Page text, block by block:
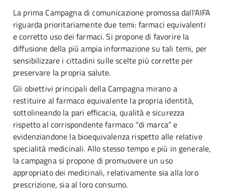
La prima Campagna di comunicazione promossa dall'AIFA
riguarda prioritariamente due temi: farmaci equivalenti
e corretto uso dei farmaci. Si propone di favorire la
diffusione della più ampia informazione su tali temi, per
sensibilizzare i cittadini sulle scelte più corrette per
preservare la propria salute.
Gli obiettivi principali della Campagna mirano a
restituire al farmaco equivalente la propria identità,
sottolineando la pari efficacia, qualità e sicurezza
rispetto al corrispondente farmaco “di marca” e
evidenziandone la bioequivalenza rispetto alle relative
specialità medicinali. Allo stesso tempo e più in generale,
la campagna si propone di promuovere un uso
appropriato dei medicinali, relativamente sia alla loro
prescrizione, sia al loro consumo.